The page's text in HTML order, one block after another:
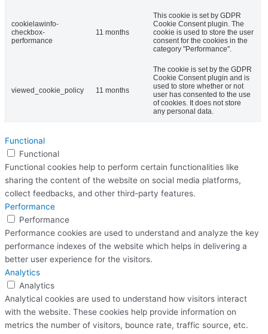
cookielawinfo-
checkbox-
performance
11 months
This cookie is set by GDPR
Cookie Consent plugin. The
cookie is used to store the user
consent for the cookies in the
category "Performance".
viewed_cookie_policy 11 months
The cookie is set by the GDPR
Cookie Consent plugin and is
used to store whether or not
user has consented to the use
of cookies. It does not store
any personal data.
Functional
Functional
Functional cookies help to perform certain functionalities like
sharing the content of the website on social media platforms,
collect feedbacks, and other third-party features.
Performance
Performance
Performance cookies are used to understand and analyze the key
performance indexes of the website which helps in delivering a
better user experience for the visitors.
Analytics
Analytics
Analytical cookies are used to understand how visitors interact
with the website. These cookies help provide information on
metrics the number of visitors, bounce rate, traffic source, etc.